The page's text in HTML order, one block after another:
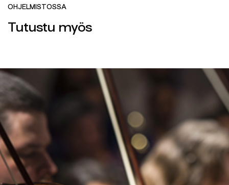
OHJELMISTOSSA
Tutustu myös